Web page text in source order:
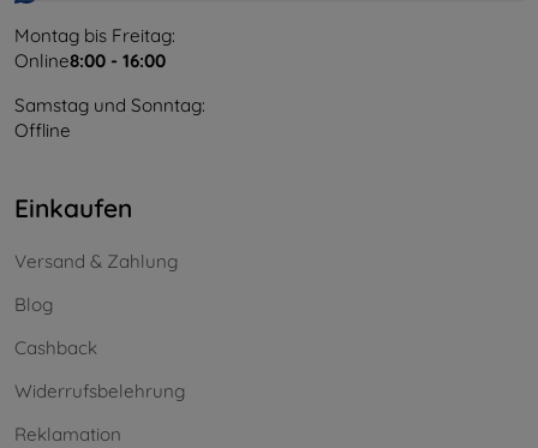
Montag bis Freitag:
Online8:00 - 16:00
Samstag und Sonntag:
Offline
Einkaufen
Versand & Zahlung
Blog
Cashback
Widerrufsbelehrung
Reklamation